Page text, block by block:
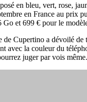
en bleu, vert, rose,
en France au prix
Go et 699 € pour le
de Cupertino a dévoilé de
avec la couleur du
juger par vois